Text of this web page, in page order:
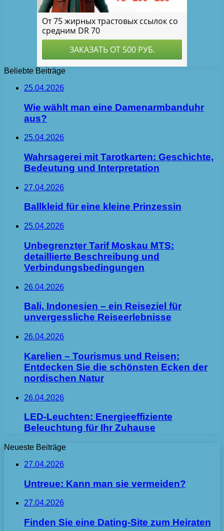
Beliebte Beiträge
25.04.2026
Wie wählt man eine Damenarmbanduhr
aus?
25.04.2026
Wahrsagerei mit Tarotkarten: Geschichte,
Bedeutung und Interpretation
27.04.2026
Ballkleid für eine kleine Prinzessin
25.04.2026
Unbegrenzter Tarif Moskau MTS:
detaillierte Beschreibung und
Verbindungsbedingungen
26.04.2026
Bali, Indonesien – ein Reiseziel für
unvergessliche Reiseerlebnisse
26.04.2026
Karelien – Tourismus und Reisen:
Entdecken Sie die schönsten Ecken der
nordischen Natur
26.04.2026
LED-Leuchten: Energieeffiziente
Beleuchtung für Ihr Zuhause
Neueste Beiträge
27.04.2026
Untreue: Kann man sie vermeiden?
27.04.2026
Finden Sie eine Dating-Site zum Heiraten